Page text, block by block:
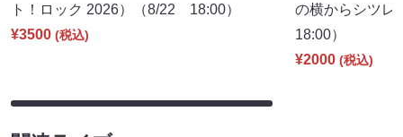
ト！ロック 2026）（8/22 18:00）
¥3500 (税込)
の横からシツ
18:00）
¥2000 (税込)